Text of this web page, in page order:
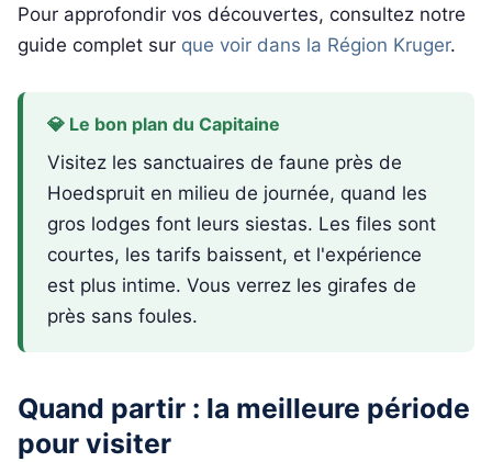
Pour approfondir vos découvertes, consultez notre
guide complet sur que voir dans la Région Kruger.
💎 Le bon plan du Capitaine
Visitez les sanctuaires de faune près de
Hoedspruit en milieu de journée, quand les
gros lodges font leurs siestas. Les files sont
courtes, les tarifs baissent, et l'expérience
est plus intime. Vous verrez les girafes de
près sans foules.
Quand partir : la meilleure période
pour visiter